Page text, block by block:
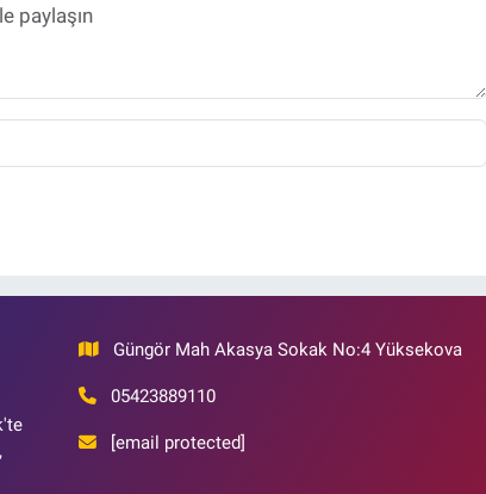
Güngör Mah Akasya Sokak No:4 Yüksekova
05423889110
[email protected]